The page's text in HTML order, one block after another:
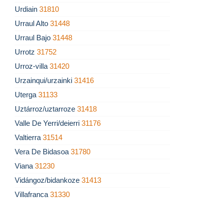
Urdiain 31810
Urraul Alto 31448
Urraul Bajo 31448
Urrotz 31752
Urroz-villa 31420
Urzainqui/urzainki 31416
Uterga 31133
Uztárroz/uztarroze 31418
Valle De Yerri/deierri 31176
Valtierra 31514
Vera De Bidasoa 31780
Viana 31230
Vidángoz/bidankoze 31413
Villafranca 31330